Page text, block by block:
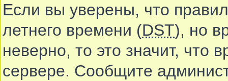
Если вы уверены, что
летнего времени (DST), но
неверно, то это значит, что
сервере. Сообщите